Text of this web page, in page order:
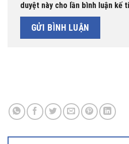
duyệt này cho lần bình luận kế